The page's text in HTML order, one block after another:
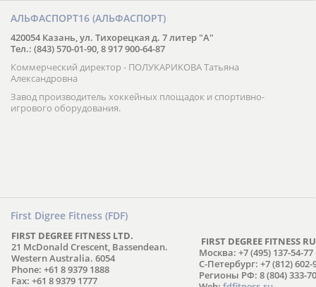
АЛЬФАСПОРТ16 (АЛЬФАСПОРТ)
420054 Казань, ул. Тихорецкая д. 7 литер "А"
Тел.: (843) 570-01-90, 8 917 900-64-87
Коммерческий директор - ПОЛУКАРИКОВА Татьяна
Александровна
Завод производитель хоккейных площадок и спортивно-
игрового оборудования.
First Digree Fitness (FDF)
FIRST DEGREE FITNESS LTD.
21 McDonald Crescent, Bassendean.
Western Australia. 6054
Phone: +61 8 9379 1888
Fax: +61 8 9379 1777
FIRST DEGREE FITNESS
Москва: +7 (495) 137-54-77
С-Петербург: +7 (812) 602-
Регионы РФ: 8 (804) 333-